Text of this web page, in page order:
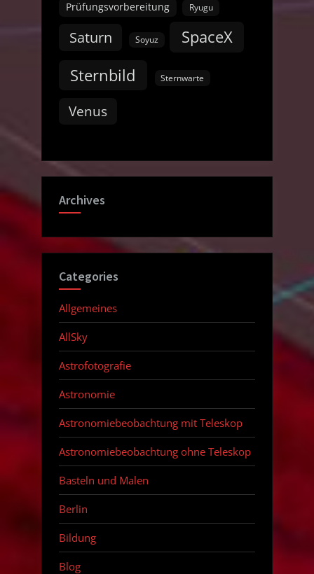
Prüfungsvorbereitung Ryugu
Saturn Soyuz
SpaceX
Sternbild
Sternwarte
Venus
Archives
Categories
Allgemeines
AllSky
Astrofotografie
Astronomie
Astronomiebeobachtung mit Teleskop
Astronomiebeobachtung ohne Teleskop
Basteln und Malen
Berlin
Bildung
Blog